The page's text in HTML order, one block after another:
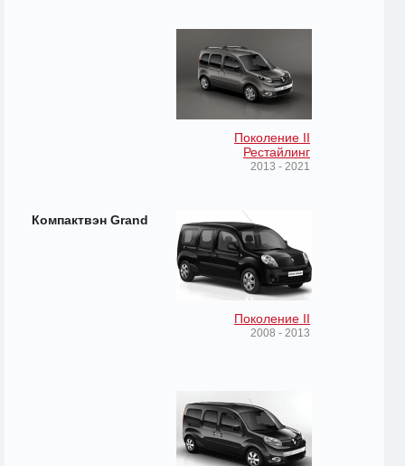
Поколение II
Рестайлинг
2013 - 2021
Компактвэн Grand
Поколение II
2008 - 2013